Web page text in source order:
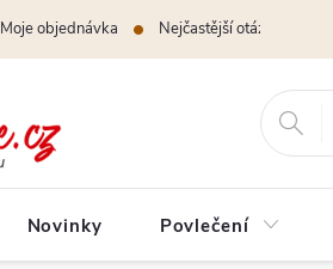
Moje objednávka Nejčastější otázky
Novinky Povlečení